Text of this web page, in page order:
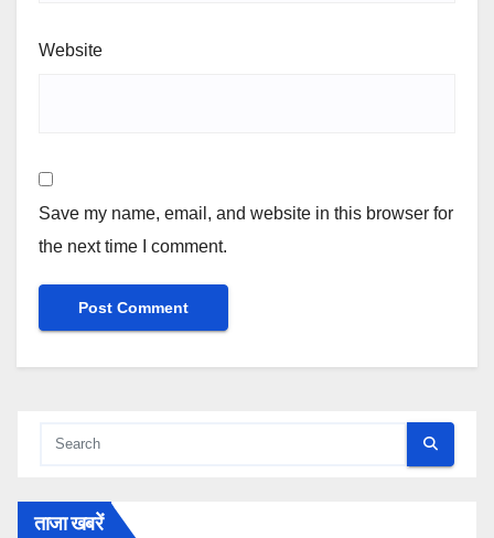
Website
Save my name, email, and website in this browser for
the next time I comment.
ताजा खबरें